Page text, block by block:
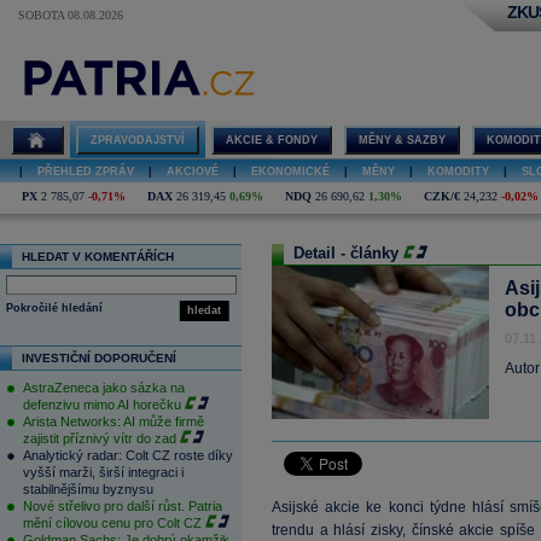
SOBOTA 08.08.2026
ZPRAVODAJSTVÍ AKCIE & FONDY MĚNY & SAZBY
PŘEHLED ZPRÁV AKCIOVÉ EKONOMICKÉ MĚNY KOMODITY
PX 2 785,07 -0,71% DAX 26 319,45 0,69% NDQ 26 690,62 1,30% CZK/€ 24,232 -0,02%
HLEDAT V KOMENTÁŘÍCH
hledat
Pokročilé hledání
INVESTIČNÍ DOPORUČENÍ
AstraZeneca jako sázka na
defenzivu mimo AI horečku
Arista Networks: AI může firmě
zajistit příznivý vítr do zad
Analytický radar: Colt CZ roste díky
vyšší marži, širší integraci i
stabilnějšímu byznysu
Nové střelivo pro další růst. Patria
mění cílovou cenu pro Colt CZ
Detail - články
Asijské akcie ke konci týdne hlásí
trendu a hlásí zisky, čínské akcie